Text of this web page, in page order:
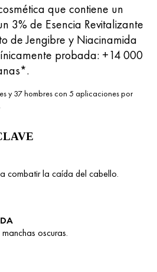
que contiene un
3% de Esencia Revitalizante
de Jengibre y Niacinamida
probada: +14 000
y 37 hombres con 5 aplicaciones por
combatir la caída del cabello.
oscuras.